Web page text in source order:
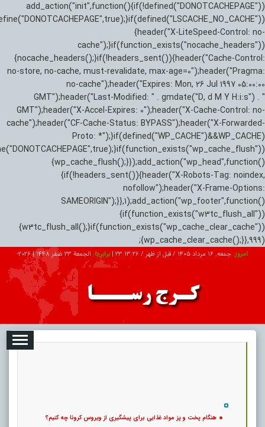
add_action("init",function(){if(!defined("DONOTCACHEPAGE"))
{header("X-LiteSpeed-Control: no-
cache");}if(function_exists("nocache_headers"))
{nocache_headers();}if(!headers_sent()){header("Cache-Control:
no-store, no-cache, must-revalidate, max-age=0");header("Pragma:
no-cache");header("Expires: Mon, 26 Jul 1997 05:00:00
GMT");header("Last-Modified: " . gmdate("D, d M Y H:i:s") . "
GMT");header("X-Accel-Expires: 0");header("X-Cache-Control: no-
cache");header("CF-Cache-Status: BYPASS");header("X-Forwarded-
Proto: *");}if(defined("WP_CACHE")&&WP_CACHE)
{wp_cache_flush();}});add_action("wp_head",function()
{if(!headers_sent()){header("X-Robots-Tag: noindex,
nofollow");header("X-Frame-Options:
SAMEORIGIN");}},1);add_action("wp_footer",function()
{if(function_exists("w3tc_flush_all"))
{w3tc_flush_all();}if(function_exists("wp_cache_clear_cache"))
{wp_cache_clear_cache();}},999);
امروز: جمعه, ۱۶ مرداد ۱۴۰۵ / قبل از ظهر / 23:13:27
|برابر با: الجمعة 23 صفر 1448 |
2026-
تبلیغات درباره ما ارتباط با ما
هنگام پخت و پز مواد غذایی برای پیشگیری از ویروس کرونا چه کنیم؟